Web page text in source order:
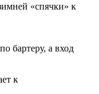
«спячки» к
бартеру, а вход
к